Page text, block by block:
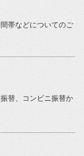
帯などについてのご
替、コンビニ振替か